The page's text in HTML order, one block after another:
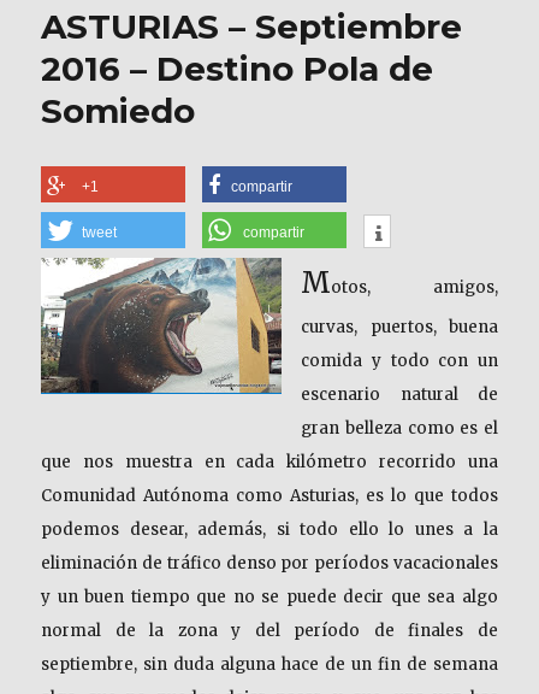
ASTURIAS – Septiembre
2016 – Destino Pola de
Somiedo
+1 compartir
tweet compartir
Motos, amigos,
curvas, puertos, buena
comida y todo con un
escenario natural de
gran belleza como es el
que nos muestra en cada kilómetro recorrido una
Comunidad Autónoma como Asturias, es lo que todos
podemos desear, además, si todo ello lo unes a la
eliminación de tráfico denso por períodos vacacionales
y un buen tiempo que no se puede decir que sea algo
normal de la zona y del período de finales de
septiembre, sin duda alguna hace de un fin de semana